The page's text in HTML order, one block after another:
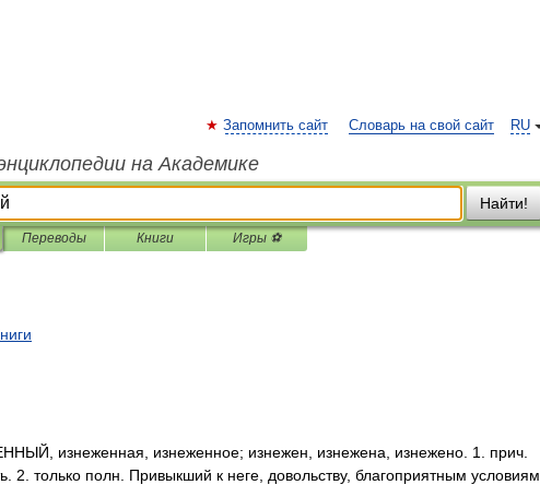
RU
Запомнить сайт Словарь на свой сайт
на Академике
Найти!
Переводы Книги Игры ⚽
изнеженная, изнеженное; изнежен, изнежена, изнежено. 1. прич.
2. только полн. Привыкший к неге, довольству, благоприятным условиям,